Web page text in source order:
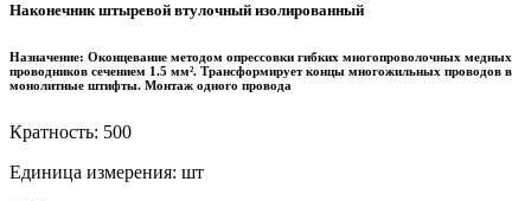
Наконечник штыревой втулочный изолированный
Назначение: Оконцевание методом опрессовки гибких многопроволочных медных
проводников сечением 1.5 мм². Трансформирует концы многожильных проводов в
монолитные штифты. Монтаж одного провода
Кратность: 500
Единица измерения: шт